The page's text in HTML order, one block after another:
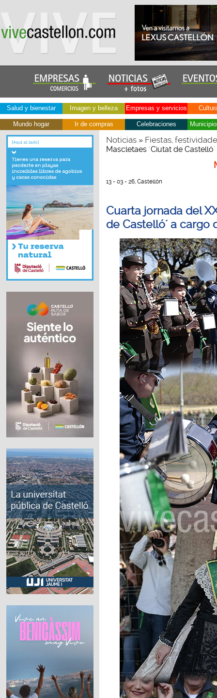
Salud y bienestar Imagen y belleza Empresas y servicios
Mundo hogar Ir de compras Celebraciones
Noticias» Fiestas,
Mascletaes ´Ciutat de
13 - 03 - 26, Castellón
Cuarta jornada del
de Castelló´ a cargo